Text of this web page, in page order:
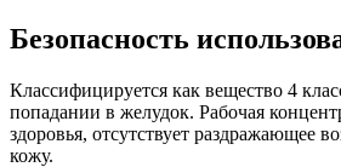
Безопасность
Классифицируется как вещество 4
попадании в желудок. Рабочая
здоровья, отсутствует раздражающее
кожу.